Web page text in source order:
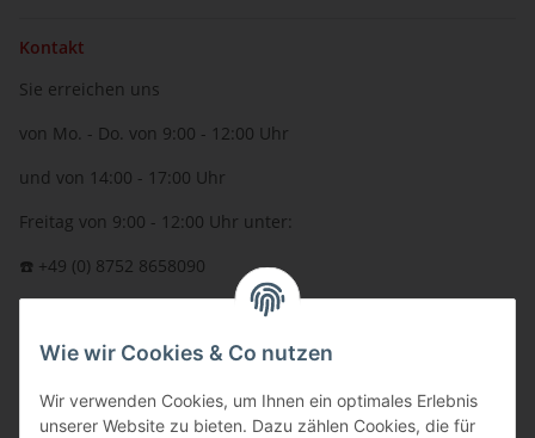
Kontakt
Sie erreichen uns
von Mo. - Do. von 9:00 - 12:00 Uhr
und von 14:00 - 17:00 Uhr
Freitag von 9:00 - 12:00 Uhr unter:
☎️ +49 (0) 8752 8658090
oder über unserKontaktformular
BFT - Autorisierter Fachhändler
Wie wir Cookies & Co nutzen
Wir verwenden Cookies, um Ihnen ein optimales Erlebnis
unserer Website zu bieten. Dazu zählen Cookies, die für